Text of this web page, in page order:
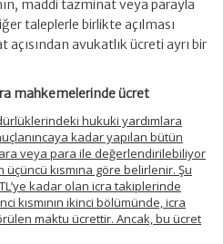
maddi tazminat veya parayla
taleplerle birlikte açılması
avukatlık ücreti ayrı bir
mahkemelerinde ücret
hukuki yardımlara
kadar yapılan bütün
veya para ile değerlendirilebiliyor
kısmına göre belirlenir. Şu
kadar olan icra takiplerinde
kısmının ikinci bölümünde, icra
maktu ücrettir. Ancak, bu ücret